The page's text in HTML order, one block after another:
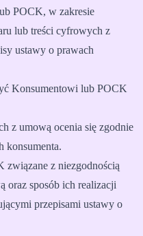
POCK, w zakresie
lub treści cyfrowych z
ustawy o prawach
Konsumentowi lub POCK
z umową ocenia się zgodnie
konsumenta.
z niezgodnością
oraz sposób ich realizacji
przepisami ustawy o